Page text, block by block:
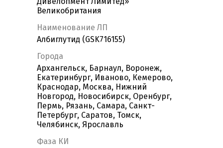
Великобритания
Наименование ЛП
Албиглутид (GSK716155)
Города
Архангельск, Барнаул, Воронеж,
Екатеринбург, Иваново, Кемерово,
Краснодар, Москва, Нижний
Новгород, Новосибирск, Оренбург,
Пермь, Рязань, Самара, Санкт-
Петербург, Саратов, Томск,
Челябинск, Ярославль
Фаза КИ